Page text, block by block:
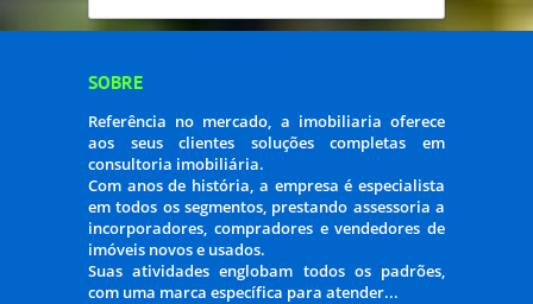
SOBRE
Referência no mercado, a imobiliaria oferece
aos seus clientes soluções completas em
consultoria imobiliária.
Com anos de história, a empresa é especialista
em todos os segmentos, prestando assessoria a
incorporadores, compradores e vendedores de
imóveis novos e usados.
Suas atividades englobam todos os padrões,
com uma marca específica para atender...